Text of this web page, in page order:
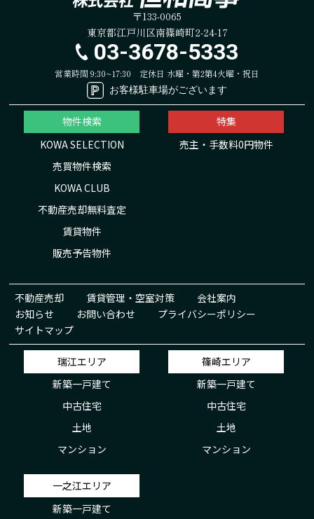
〒133-0065
東京都江戸川区南篠崎町2-24-17
03-3678-5333
営業時間 9:30~17:30 定休日 水曜・第2第4火曜・祝日
お客様駐車場がございます
物件検索
KOWA SELECTION
売買物件検索
KOWA CLUB
不動産売却無料査定
賃貸物件
販売予告物件
特集
売主・手数料0円物件
不動産売却 賃貸管理・空室対策
会社案内
お知らせ
お問い合わせ
プライバシーポリシー
サイトマップ
瑞江エリア
新築一戸建て
中古住宅
土地
マンション
篠崎エリア
新築一戸建て
中古住宅
土地
マンション
一之江エリア
新築一戸建て